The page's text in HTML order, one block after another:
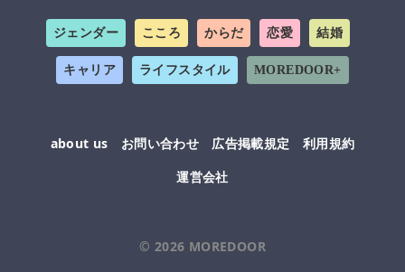
ジェンダー こころ からだ 恋愛 結婚
キャリア ライフスタイル MOREDOOR+
about us お問い合わせ 広告掲載規定
利用規約
運営会社
© 2026 MOREDOOR